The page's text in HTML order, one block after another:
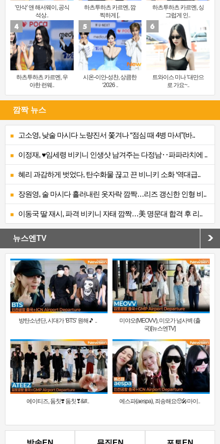
‘만삭’ 앤 해서웨이, 공식
석상..
하츠투하츠 카르멘, 깜
찍하게 [..
하츠투하츠 카르멘, 싱
그럽게 인..
하츠투하츠 카르멘, 우
아한 런웨..
시온-이안-성찬, 상큼한
‘2026 ..
트와이스 미나 ‘대만으
로 가요~..
깜짝 뉴스
고소영, 낮술 마시다 노량진서 쫓겨나 “점심 때 4병 마셔”(바..
이정재, ♥임세령 비키니 인생샷 남겨주는 다정남‥파파라치에 ..
혜리 과감하게 벗었다, 탄수화물 끊고 끈 비니키 소화 ‘역대급..
장원영, 술 마시다 흘러내린 옷자락 깜짝…리즈 갱신한 인형 비..
이동국 딸 재시, 파격 비키니 자태 깜짝…美 명문대 합격 후 리..
뉴스엔TV
방탄소년단, 시대가 ‘BTS’ 원해🎵 ..
미야오(MEOVV), 미모가 넘사벽 (출
국)[뉴스엔TV]
에이티즈, 둠칫❣️ 둠칫❣&#.. 에스파(aespa), 죄송해요🥺🎤마이..